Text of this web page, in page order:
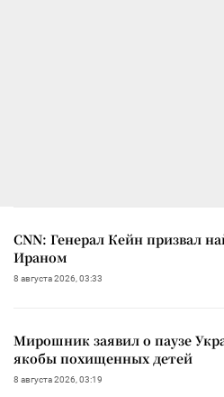
CNN: Генерал Кейн призвал
Ираном
8 августа 2026, 03:33
Мирошник заявил о паузе
якобы похищенных детей
8 августа 2026, 03:19